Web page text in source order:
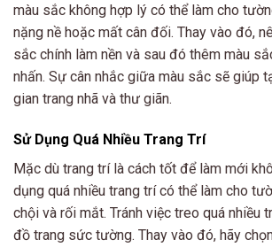
màu sắc không hợp lý có thể làm cho
nặng nề hoặc mất cân đối. Thay vào đó,
sắc chính làm nền và sau đó thêm màu
nhấn. Sự cân nhắc giữa màu sắc sẽ giúp
gian trang nhã và thư giãn.
Sử Dụng Quá Nhiều Trang Trí
Mặc dù trang trí là cách tốt để làm mới
dụng quá nhiều trang trí có thể làm cho
chội và rối mắt. Tránh việc treo quá nhiều
đồ trang sức tường. Thay vào đó, hãy